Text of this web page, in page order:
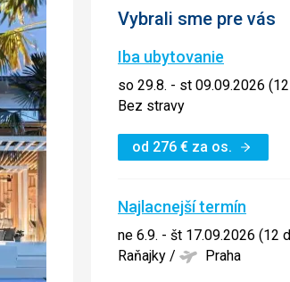
Vybrali sme pre vás
Iba ubytovanie
so 29.8. - st 09.09.2026
Bez stravy
od 276 € za os.
Najlacnejší termín
ne 6.9. - št 17.09.2026 (12
Raňajky / Praha